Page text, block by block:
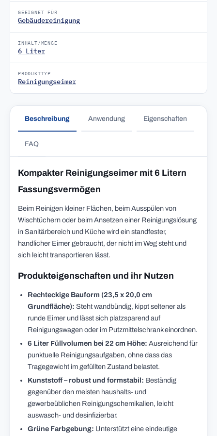
GEEIGNET FÜR
Gebäudereinigung
INHALT/MENGE
6 Liter
PRODUKTTYP
Reinigungseimer
Beschreibung Anwendung Eigenschaften
FAQ
Kompakter Reinigungseimer mit 6 Litern
Fassungsvermögen
Beim Reinigen kleiner Flächen, beim Ausspülen von
Wischtüchern oder beim Ansetzen einer Reinigungslösung
in Sanitärbereich und Küche wird ein standfester,
handlicher Eimer gebraucht, der nicht im Weg steht und
sich leicht transportieren lässt.
Produkteigenschaften und ihr Nutzen
Rechteckige Bauform (23,5 x 20,0 cm
Grundfläche): Steht wandbündig, kippt seltener als
runde Eimer und lässt sich platzsparend auf
Reinigungswagen oder im Putzmittelschrank einordnen.
6 Liter Füllvolumen bei 22 cm Höhe: Ausreichend für
punktuelle Reinigungsaufgaben, ohne dass das
Tragegewicht im gefüllten Zustand belastet.
Kunststoff – robust und formstabil: Beständig
gegenüber den meisten haushalts- und
gewerbeüblichen Reinigungschemikalien, leicht
auswasch- und desinfizierbar.
Grüne Farbgebung: Unterstützt eine eindeutige